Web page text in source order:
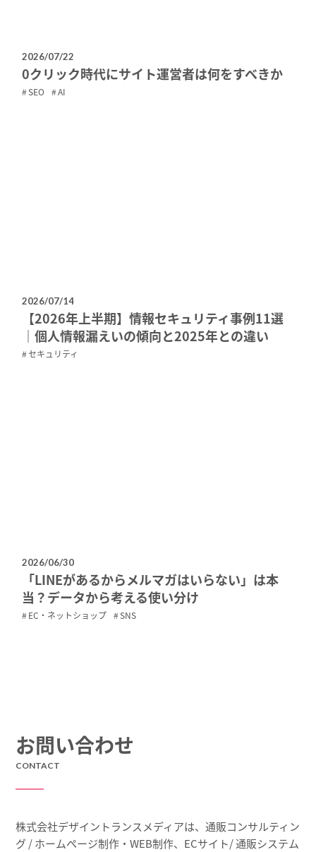
2026/07/22
0クリック時代にサイト運営者は何をすべきか
SEO AI
2026/07/14
【2026年上半期】情報セキュリティ事例11選
｜個人情報漏えいの傾向と2025年との違い
セキュリティ
2026/06/30
「LINEがあるからメルマガはいらない」は本
当？データから考える使い分け
EC・ネットショップ SNS
お問い合わせ
CONTACT
株式会社デザイントランスメディアは、通販コンサルティン
グ / ホームページ制作・WEB制作、ECサイト/ 通販システム